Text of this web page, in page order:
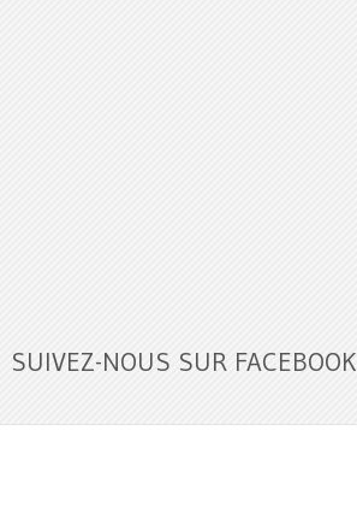
SUIVEZ-NOUS SUR FACEBOOK